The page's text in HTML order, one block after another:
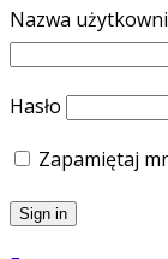
Nazwa
Hasło
Zapamiętaj